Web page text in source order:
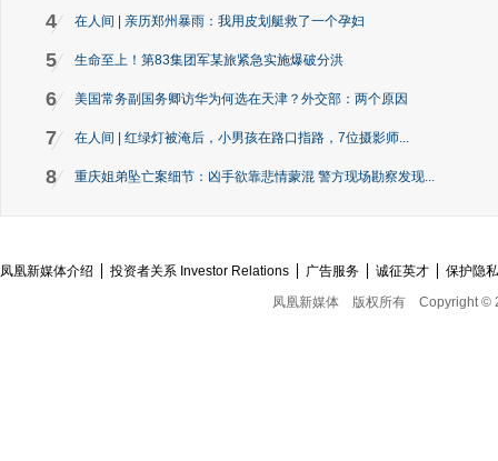
4 在人间 | 亲历郑州暴雨：我用皮划艇救了一个孕妇
5 生命至上！第83集团军某旅紧急实施爆破分洪
6 美国常务副国务卿访华为何选在天津？外交部：两个原因
7 在人间 | 红绿灯被淹后，小男孩在路口指路，7位摄影师...
8 重庆姐弟坠亡案细节：凶手欲靠悲情蒙混 警方现场勘察发现...
凤凰新媒体介绍 投资者关系 Investor Relations 广告服务 诚征英才
保护隐
凤凰新媒体
版权所有 Copyright ©